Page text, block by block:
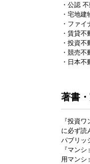
・公認
・宅地建
・ファ
・賃貸
・投資
・競売
・日本
著書
『投資
に必ず読
パブリッ
『マン
用マンシ